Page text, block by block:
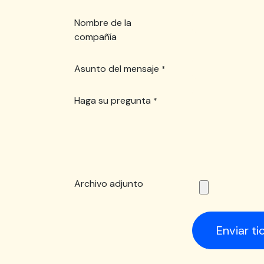
Nombre de la
compañía
Asunto del mensaje *
Haga su pregunta *
Archivo adjunto
Enviar